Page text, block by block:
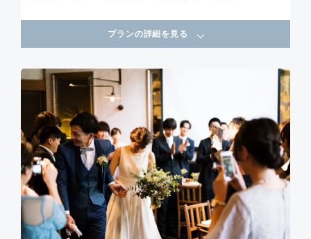
プランの詳細を見る